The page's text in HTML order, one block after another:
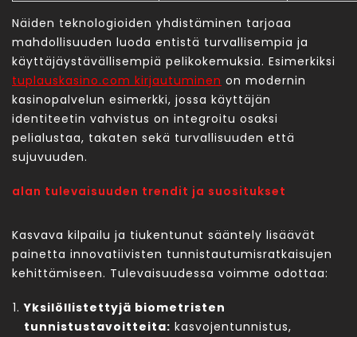
Näiden teknologioiden yhdistäminen tarjoaa
mahdollisuuden luoda entistä turvallisempia ja
käyttäjäystävällisempiä pelikokemuksia. Esimerkiksi
tuplauskasino.com kirjautuminen on modernin
kasinopalvelun esimerkki, jossa käyttäjän
identiteetin vahvistus on integroitu osaksi
pelialustaa, takaten sekä turvallisuuden että
sujuvuuden.
alan tulevaisuuden trendit ja suositukset
Kasvava kilpailu ja tiukentunut sääntely lisäävät
painetta innovatiivisten tunnistautumisratkaisujen
kehittämiseen. Tulevaisuudessa voimme odottaa:
Yksilöllistettyjä biometristen
tunnistustavoitteita: kasvojentunnistus,